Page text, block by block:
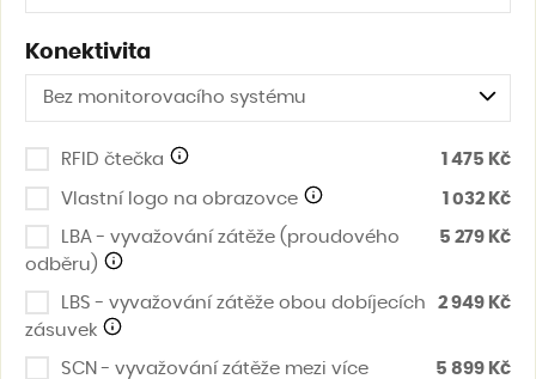
Konektivita
Bez monitorovacího systému
RFID čtečka 1 475 Kč
Vlastní logo na obrazovce 1 032 Kč
LBA - vyvažování zátěže (proudového
odběru)
5 279 Kč
LBS - vyvažování zátěže obou dobíjecích
zásuvek
2 949 Kč
SCN - vyvažování zátěže mezi více
5 899 Kč